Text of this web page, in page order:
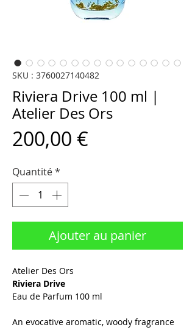
SKU : 3760027140482
Riviera Drive 100 ml |
Atelier Des Ors
200,00 €
Quantité*
Ajouter au panier
Atelier Des Ors
Riviera Drive
Eau de Parfum 100 ml
An evocative aromatic, woody fragrance